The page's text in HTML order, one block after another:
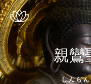
親鸞
しんら